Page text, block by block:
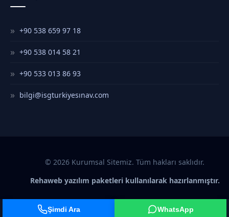
Şimdi Ara WhatsApp
+90 538 659 97 18
+90 538 014 58 21
+90 533 013 86 93
bilgi@isgturkiyesınav.com
© 2026 Kurumsal Sitemiz. Tüm hakları saklıdır.
Rehaweb yazılım paketleri kullanılarak hazırlanmıştır.